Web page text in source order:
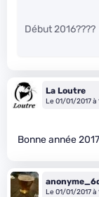
Début 2016????
La Loutre
Le 01/01/2017 à
Bonne année
Le 01/01/2017 à